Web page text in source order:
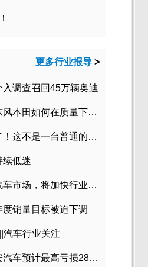
更多行业报导 >
调查召回45万辆奥迪
加速新能源产品布局，东风本田如何在质量下转型？
本田的首款插混车型来了！这不是一台普通的CR-V
续低迷
工信部明确进一步开放汽车市场，将加快行业兼并重组
销量目标被迫下调
汽车行业关注
销量下滑业绩恶化，长安汽车预计最高亏损28亿元